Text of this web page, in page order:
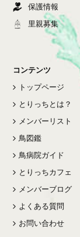
保護情報
里親募集
コンテンツ
トップページ
とりっちとは？
メンバーリスト
鳥図鑑
鳥病院ガイド
とりっちカフェ
メンバーブログ
よくある質問
お問い合わせ